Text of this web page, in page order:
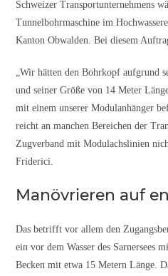
Schweizer Transportunternehmens
Tunnelbohrmaschine im
Kanton Obwalden. Bei diesem
„Wir hätten den Bohrkopf aufgrund
und seiner Größe von 14 Meter
mit einem unserer Modulanhänger
reicht an manchen Bereichen der
Zugverband mit Modulachslinien
Friderici.
Manövrieren auf
Das betrifft vor allem den
ein vor dem Wasser des Sarnersees
Becken mit etwa 15 Metern Länge.